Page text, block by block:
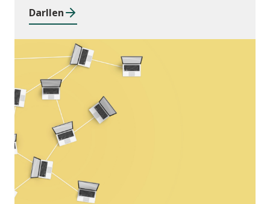
Darllen
Newyddion